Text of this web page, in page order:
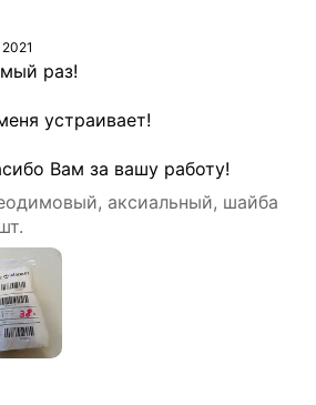
раз!
устраивает!
Вам за вашу работу!
аксиальный, шайба